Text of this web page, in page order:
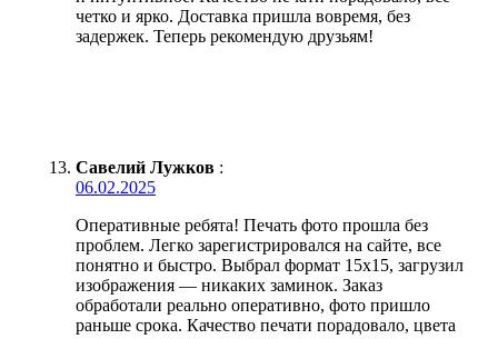
четко и ярко. Доставка пришла вовремя, без
задержек. Теперь рекомендую друзьям!
Савелий Лужков :
06.02.2025
Оперативные ребята! Печать фото прошла без
проблем. Легко зарегистрировался на сайте, все
понятно и быстро. Выбрал формат 15х15, загрузил
изображения — никаких заминок. Заказ
обработали реально оперативно, фото пришло
раньше срока. Качество печати порадовало, цвета